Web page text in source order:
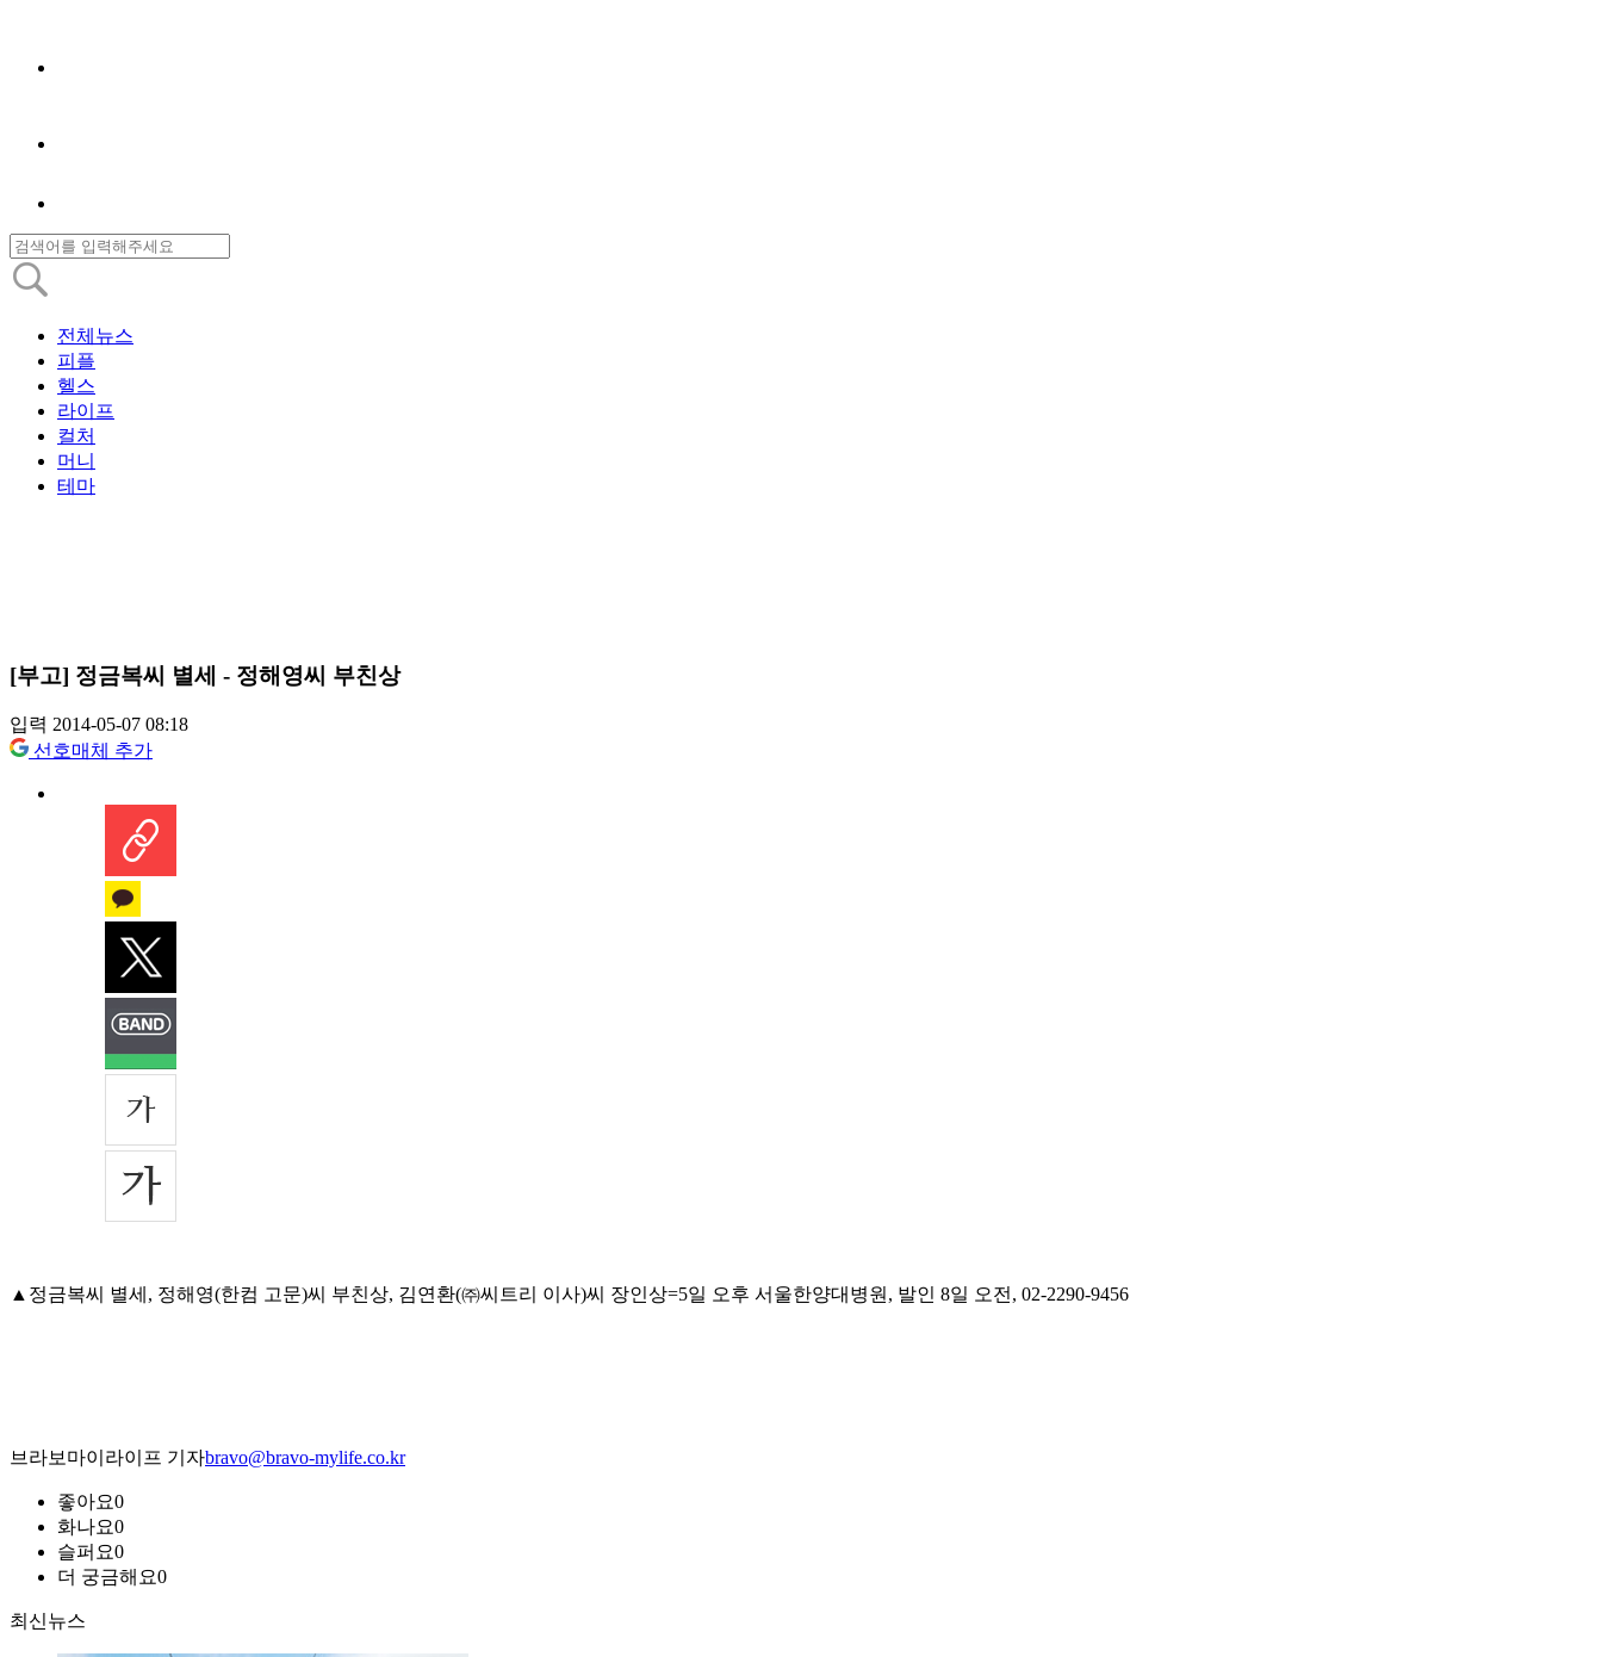
전체뉴스
피플
헬스
라이프
컬처
머니
테마
[부고] 정금복씨 별세 - 정해영씨 부친상
입력 2014-05-07 08:18
선호매체 추가
▲정금복씨 별세, 정해영(한컴 고문)씨 부친상, 김연환(㈜씨트리 이사)씨 장인상=5일 오후 서울한양대병원, 발인 8일 오전, 02-2290-9456
브라보마이라이프 기자bravo@bravo-mylife.co.kr
좋아요0
화나요0
슬퍼요0
더 궁금해요0
최신뉴스